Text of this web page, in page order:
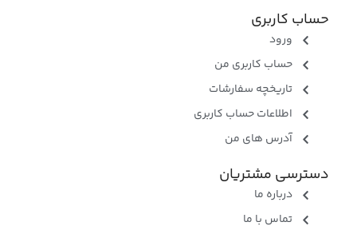
حساب کاربری
ورود
حساب کاربری من
تاریخچه سفارشات
اطلاعات حساب کاربری
آدرس های من
دسترسی مشتریان
درباره ما
تماس با ما